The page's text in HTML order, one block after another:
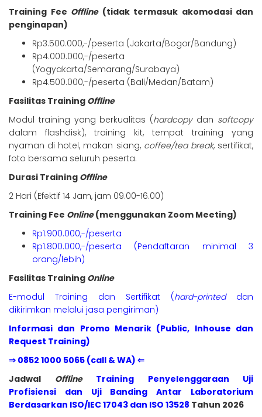
Training Fee Offline (tidak termasuk akomodasi dan
penginapan)
Rp3.500.000,-/peserta (Jakarta/Bogor/Bandung)
Rp4.000.000,-/peserta
(Yogyakarta/Semarang/Surabaya)
Rp4.500.000,-/peserta (Bali/Medan/Batam)
Fasilitas Training Offline
Modul training yang berkualitas (hardcopydan softcopy
dalam flashdisk), training kit, tempat training yang
nyaman di hotel, makan siang, coffee/tea break, sertifikat,
foto bersama seluruh peserta.
Durasi Training Offline
2 Hari (Efektif 14 Jam, jam 09.00-16.00)
Training Fee Online(menggunakan Zoom Meeting)
Rp1.900.000,-/peserta
Rp1.800.000,-/peserta (Pendaftaran minimal 3
orang/lebih)
Fasilitas Training Online
E-modul Training dan Sertifikat (hard-printeddan
dikirimkan melalui jasa pengiriman)
Informasi dan Promo Menarik (Public, Inhouse dan
Request Training)
⇒ 0852 1000 5065 (call & WA) ⇐
Jadwal Offline Training Penyelenggaraan Uji
Profisiensi dan Uji Banding Antar Laboratorium
Berdasarkan ISO/IEC 17043 dan ISO 13528 Tahun 2026